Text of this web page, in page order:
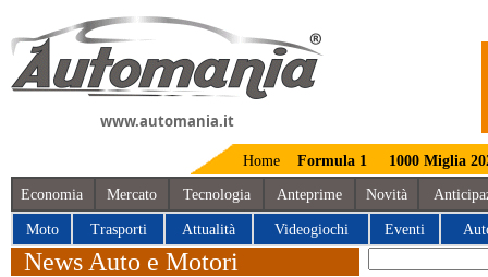
www.automania.it
Home Formula 1 1000 Miglia
Economia Mercato Tecnologia Anteprime Novità
Moto Trasporti Attualità Videogiochi Eventi
News Auto e Motori